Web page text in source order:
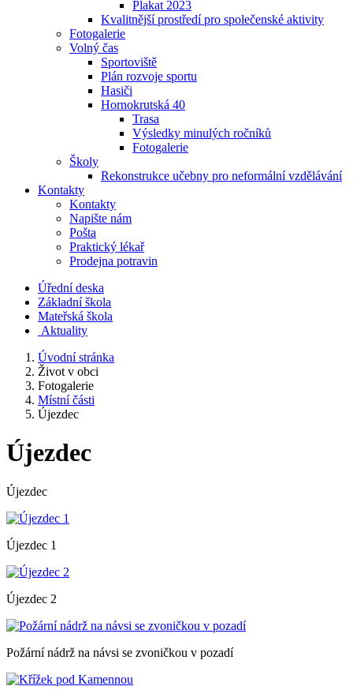
Plakat 2023
Kvalitnější prostředí pro společenské aktivity
Fotogalerie
Volný čas
Sportoviště
Plán rozvoje sportu
Hasiči
Hornokrutská 40
Trasa
Výsledky minulých ročníků
Fotogalerie
Školy
Rekonstrukce učebny pro neformální vzdělávání
Kontakty
Kontakty
Napište nám
Pošta
Praktický lékař
Prodejna potravin
Úřední deska
Základní škola
Mateřská škola
Aktuality
Úvodní stránka
Život v obci
Fotogalerie
Místní části
Újezdec
Újezdec
Újezdec
Újezdec 1
Újezdec 2
Požární nádrž na návsi se zvoničkou v pozadí